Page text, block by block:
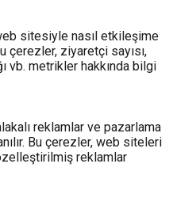
sitesiyle nasıl etkileşime
çerezler, ziyaretçi sayısı,
vb. metrikler hakkında bilgi
reklamlar ve pazarlama
Bu çerezler, web siteleri
reklamlar